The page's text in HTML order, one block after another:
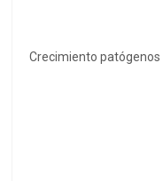
Crecimiento patógenos